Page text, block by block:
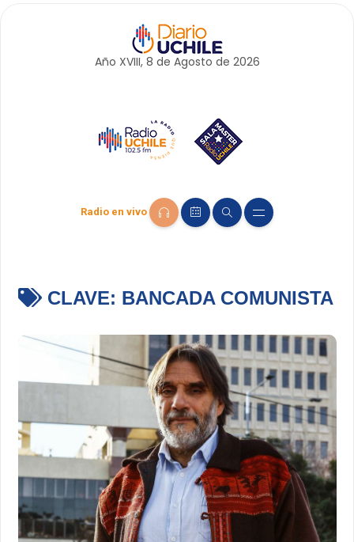
Año XVIII, 8 de Agosto de 2026
Radio en vivo
CLAVE: BANCADA COMUNISTA